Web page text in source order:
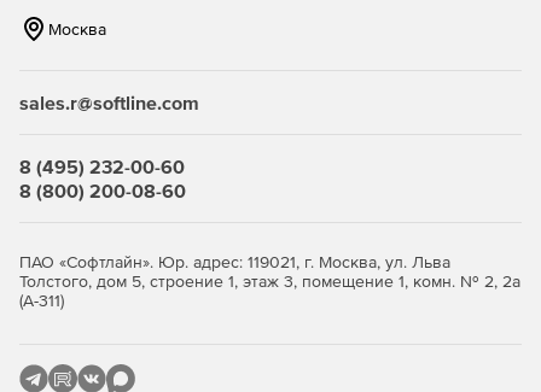
подключений.
файловых серверов с интегрированным управлением
исправлениями.
электронной почты на наличие вредоносного
содержимого.
Москва
sales.r@softline.com
8 (495) 232-00-60
8 (800) 200-08-60
ПАО «Софтлайн». Юр. адрес: 119021, г. Москва, ул. Льва
Толстого, дом 5, строение 1, этаж 3, помещение 1, комн. № 2, 2а
(А-311)